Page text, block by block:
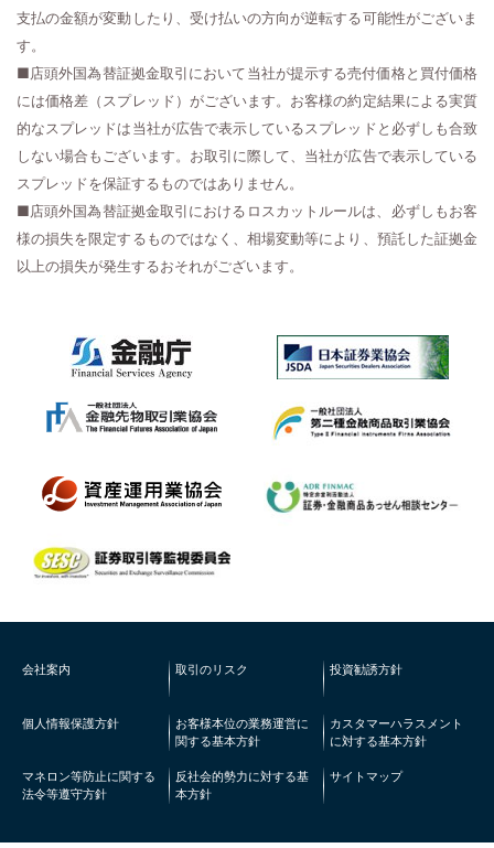
支払の金額が変動したり、受け払いの方向が逆転する可能性がございま
す。
■店頭外国為替証拠金取引において当社が提示する売付価格と買付価格
には価格差（スプレッド）がございます。お客様の約定結果による実質
的なスプレッドは当社が広告で表示しているスプレッドと必ずしも合致
しない場合もございます。お取引に際して、当社が広告で表示している
スプレッドを保証するものではありません。
■店頭外国為替証拠金取引におけるロスカットルールは、必ずしもお客
様の損失を限定するものではなく、相場変動等により、預託した証拠金
以上の損失が発生するおそれがございます。
会社案内 取引のリスク 投資勧誘方針
個人情報保護方針
お客様本位の業務運営に
関する基本方針
カスタマーハラスメント
に対する基本方針
マネロン等防止に関する
法令等遵守方針
反社会的勢力に対する基
本方針
サイトマップ